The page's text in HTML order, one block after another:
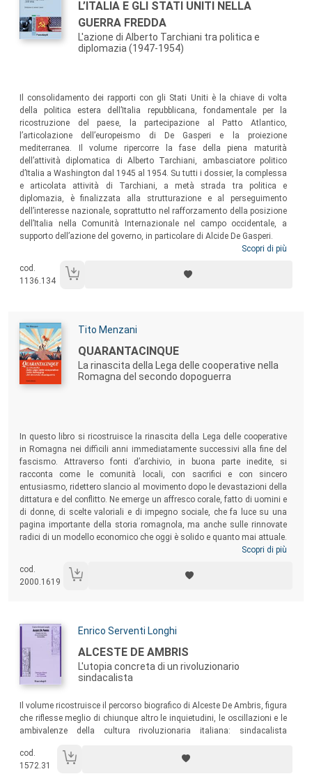
Titolo:
L’ITALIA E GLI STATI UNITI NELLA
GUERRA FREDDA
L'azione di Alberto Tarchiani tra politica e
diplomazia (1947-1954)
Il consolidamento dei rapporti con gli Stati Uniti è la chiave di volta
della politica estera dell’Italia repubblicana, fondamentale per la
ricostruzione del paese, la partecipazione al Patto Atlantico,
l’articolazione dell’europeismo di De Gasperi e la proiezione
mediterranea. Il volume ripercorre la fase della piena maturità
dell’attività diplomatica di Alberto Tarchiani, ambasciatore politico
d’Italia a Washington dal 1945 al 1954. Su tutti i dossier, la complessa
e articolata attività di Tarchiani, a metà strada tra politica e
diplomazia, è finalizzata alla strutturazione e al perseguimento
dell’interesse nazionale, soprattutto nel rafforzamento della posizione
dell’Italia nella Comunità Internazionale nel campo occidentale, a
supporto dell’azione del governo, in particolare di Alcide De Gasperi.
Scopri di più
cod.
1136.134
Autori:
Tito Menzani
Titolo:
QUARANTACINQUE
La rinascita della Lega delle cooperative nella
Romagna del secondo dopoguerra
In questo libro si ricostruisce la rinascita della Lega delle cooperative
in Romagna nei difficili anni immediatamente successivi alla fine del
fascismo. Attraverso fonti d’archivio, in buona parte inedite, si
racconta come le comunità locali, con sacrifici e con sincero
entusiasmo, ridettero slancio al movimento dopo le devastazioni della
dittatura e del conflitto. Ne emerge un affresco corale, fatto di uomini e
di donne, di scelte valoriali e di impegno sociale, che fa luce su una
pagina importante della storia romagnola, ma anche sulle rinnovate
radici di un modello economico che oggi è solido e quanto mai attuale.
Scopri di più
cod.
2000.1619
Autori:
Enrico Serventi Longhi
Titolo:
ALCESTE DE AMBRIS
L'utopia concreta di un rivoluzionario
sindacalista
Il volume ricostruisce il percorso biografico di Alceste De Ambris, figura
che riflesse meglio di chiunque altro le inquietudini, le oscillazioni e le
ambivalenze della cultura rivoluzionaria italiana: sindacalista
sansepolcrista, dannunziano, legionario, antifascista, massone,
quattro volte esule in terra straniera...
cod.
1572.31